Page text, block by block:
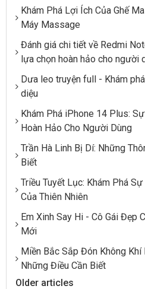
Khám Phá Lợi Ích Của Ghế
Máy Massage
Đánh giá chi tiết về Redmi
lựa chọn hoàn hảo cho người
Dưa leo truyện full - Khám
diệu
Khám Phá iPhone 14 Plus:
Hoàn Hảo Cho Người Dùng
Trần Hà Linh Bị Dí: Những
Biết
Triều Tuyết Lục: Khám Phá
Của Thiên Nhiên
Em Xinh Say Hi - Cô Gái Đẹp
Mới
Miền Bắc Sắp Đón Không Khí
Những Điều Cần Biết
Older articles